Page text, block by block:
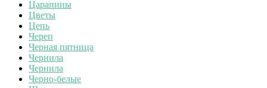
Царапины
Цветы
Цепь
Череп
Черная пятница
Чернила
Чернила
Черно-белые